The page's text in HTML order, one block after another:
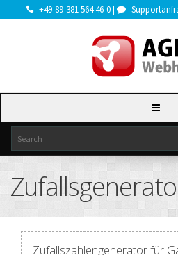
+49-89-381 564 46-0 |
Zufallszahlengenerator für